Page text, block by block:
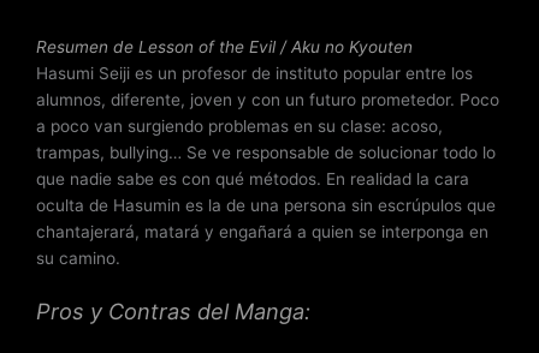
8
d
e
5
Resumen de Lesson of the Evil / Aku no Kyouten
Hasumi Seiji es un profesor de instituto popular entre los
alumnos, diferente, joven y con un futuro prometedor. Poco
a poco van surgiendo problemas en su clase: acoso,
trampas, bullying… Se ve responsable de solucionar todo lo
que nadie sabe es con qué métodos. En realidad la cara
oculta de Hasumin es la de una persona sin escrúpulos que
chantajerará, matará y engañará a quien se interponga en
su camino.
Pros y Contras del Manga: